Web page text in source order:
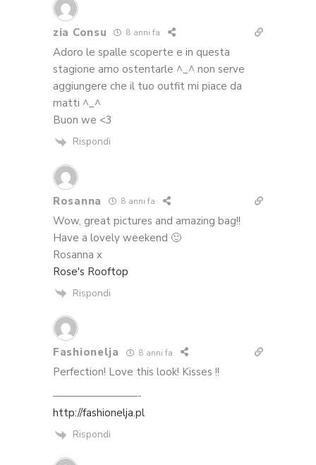
zia Consu 8 anni fa
Adoro le spalle scoperte e in questa
stagione amo ostentarle ^_^ non serve
aggiungere che il tuo outfit mi piace da
matti ^_^
Buon we <3
Rispondi
Rosanna 8 anni fa
Wow, great pictures and amazing bag!!
Have a lovely weekend 🙂
Rosanna x
Rose's Rooftop
Rispondi
Fashionelja 8 anni fa
Perfection! Love this look! Kisses !!
————————-
http://fashionelja.pl
Rispondi